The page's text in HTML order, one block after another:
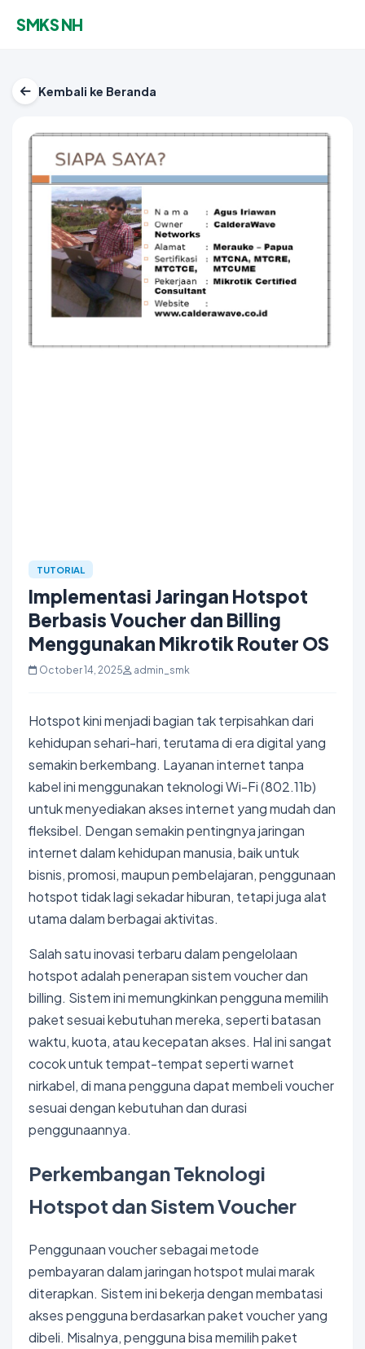
SMKS NH
Kembali ke Beranda
TUTORIAL
Implementasi Jaringan Hotspot
Berbasis Voucher dan Billing
Menggunakan Mikrotik Router OS
October 14, 2025 admin_smk
Hotspot kini menjadi bagian tak terpisahkan dari
kehidupan sehari-hari, terutama di era digital yang
semakin berkembang. Layanan internet tanpa
kabel ini menggunakan teknologi Wi-Fi (802.11b)
untuk menyediakan akses internet yang mudah dan
fleksibel. Dengan semakin pentingnya jaringan
internet dalam kehidupan manusia, baik untuk
bisnis, promosi, maupun pembelajaran, penggunaan
hotspot tidak lagi sekadar hiburan, tetapi juga alat
utama dalam berbagai aktivitas.
Salah satu inovasi terbaru dalam pengelolaan
hotspot adalah penerapan sistem voucher dan
billing. Sistem ini memungkinkan pengguna memilih
paket sesuai kebutuhan mereka, seperti batasan
waktu, kuota, atau kecepatan akses. Hal ini sangat
cocok untuk tempat-tempat seperti warnet
nirkabel, di mana pengguna dapat membeli voucher
sesuai dengan kebutuhan dan durasi
penggunaannya.
Perkembangan Teknologi
Hotspot dan Sistem Voucher
Penggunaan voucher sebagai metode
pembayaran dalam jaringan hotspot mulai marak
diterapkan. Sistem ini bekerja dengan membatasi
akses pengguna berdasarkan paket voucher yang
dibeli. Misalnya, pengguna bisa memilih paket